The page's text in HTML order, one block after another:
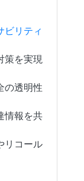
ビリティ
策を実現
の透明性
情報を共
リコール